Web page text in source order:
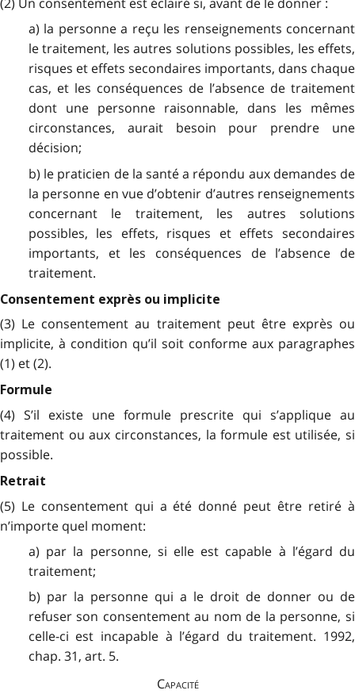
a) la personne a reçu les renseignements concernant
le traitement, les autres solutions possibles, les effets,
risques et effets secondaires importants, dans chaque
cas, et les conséquences de l’absence de traitement
dont une personne raisonnable, dans les mêmes
circonstances, aurait besoin pour prendre une
décision;
b) le praticien de la santé a répondu aux demandes de
la personne en vue d’obtenir d’autres renseignements
concernant le traitement, les autres solutions
possibles, les effets, risques et effets secondaires
importants, et les conséquences de l’absence de
traitement.
Consentement exprès ou implicite
(3) Le consentement au traitement peut être exprès ou
implicite, à condition qu’il soit conforme aux paragraphes
(1) et (2).
Formule
(4) S’il existe une formule prescrite qui s’applique au
traitement ou aux circonstances, la formule est utilisée, si
possible.
Retrait
(5) Le consentement qui a été donné peut être retiré à
n’importe quel moment:
a) par la personne, si elle est capable à l’égard du
traitement;
b) par la personne qui a le droit de donner ou de
refuser son consentement au nom de la personne, si
celle-ci est incapable à l’égard du traitement. 1992,
chap. 31, art. 5.
Capacité